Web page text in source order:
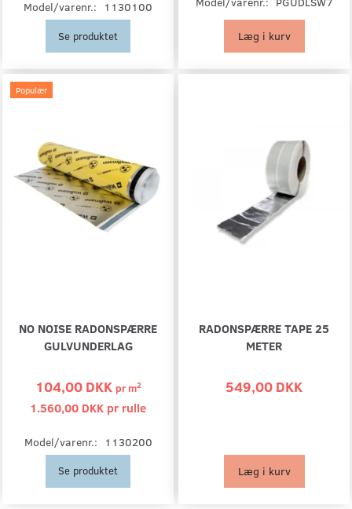
Model/varenr.: 1130100
Se produktet Læg i kurv
Populær
NO NOISE RADONSPÆRRE
GULVUNDERLAG
104,00 DKK prm2
1.560,00 DKK pr rulle
Model/varenr.: 1130200
Se produktet
RADONSPÆRRE TAPE 25
METER
549,00 DKK
Læg i kurv